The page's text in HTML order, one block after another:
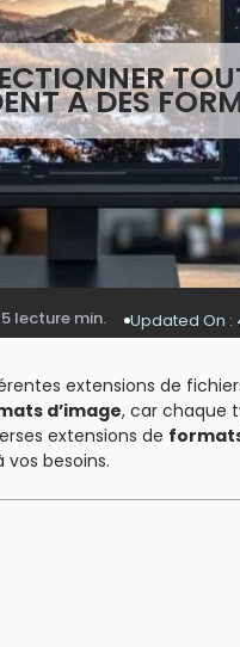
À DES
5 lecture min. Updated On :
extensions de
d’image, car chaque
extensions de
besoins.